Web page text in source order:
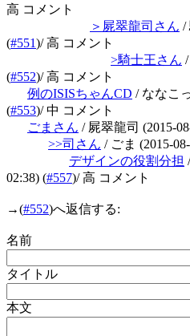
高 コメント
＞屍翠龍司さん /
(#551)/ 高 コメント
>騎士王さん
(#552)/ 高 コメント
例のISISちゃんCD / ななこ
(#553)/ 中 コメント
ごまさん / 屍翠龍司 (2015-
>>司さん / ごま (2015-
デザインの役割分担
02:38) (#557)/ 高 コメント
→(#552)へ返信する:
名前
タイトル
本文